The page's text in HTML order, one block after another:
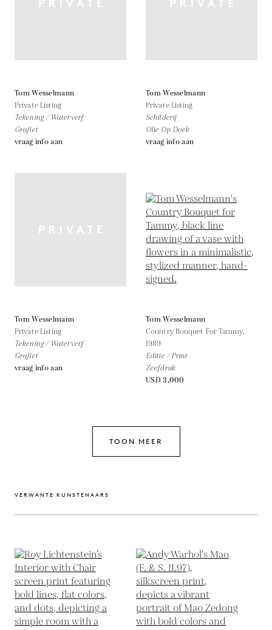
Tom Wesselmann
Private Listing
Tekening / Waterverf
Grafiet
vraag info aan
Tom Wesselmann
Private Listing
Schilderij
Olie Op Doek
vraag info aan
Tom Wesselmann
Private Listing
Tekening / Waterverf
Grafiet
vraag info aan
Tom Wesselmann
Country Bouquet For Tammy,
1989
Editie / Print
Zeefdruk
USD 3,000
TOON MEER
VERWANTE KUNSTENAARS